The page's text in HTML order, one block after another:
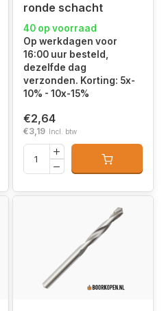
ronde schacht
40 op voorraad
Op werkdagen voor
16:00 uur besteld,
dezelfde dag
verzonden. Korting: 5x-
10% - 10x-15%
€2,64
€3,19 Incl. btw